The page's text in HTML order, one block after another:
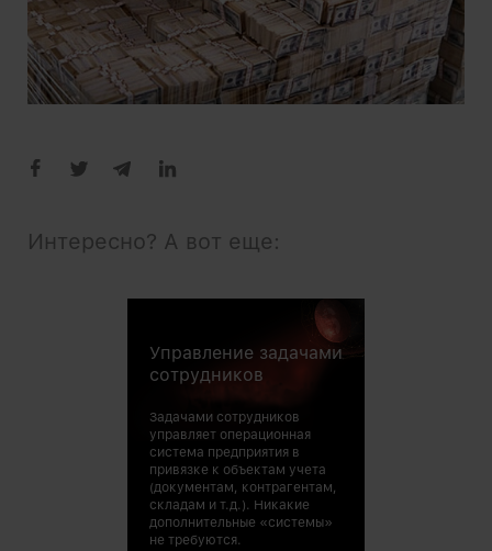
Интересно? А вот еще:
Управление задачами
сотрудников
Задачами сотрудников
управляет операционная
система предприятия в
привязке к объектам учета
(документам, контрагентам,
складам и т.д.). Никакие
дополнительные «системы»
не требуются.